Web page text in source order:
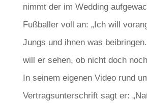
nimmt der im Wedding
Fußballer voll an: „Ich will
Jungs und ihnen was
will er sehen, ob nicht doch
In seinem eigenen Video rund
Vertragsunterschrift sagt er: